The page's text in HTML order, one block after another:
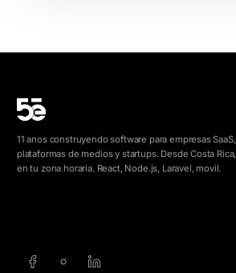
11 anos construyendo software para empresas SaaS,
plataformas de medios y startups. Desde Costa Rica,
en tu zona horaria. React, Node.js, Laravel, movil.